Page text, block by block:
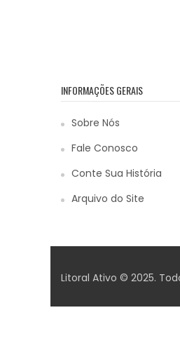
INFORMAÇÕES GERAIS
Sobre Nós
Fale Conosco
Conte Sua História
Arquivo do Site
Litoral Ativo © 2025.